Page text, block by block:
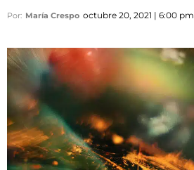
Por: María Crespo octubre 20, 2021 | 6:00 pm